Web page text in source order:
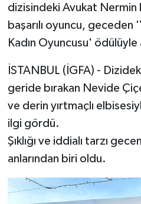
dizisindeki Avukat Nermin
başarılı oyuncu, geceden
Kadın Oyuncusu' ödülüyle
İSTANBUL (İGFA) -
geride bırakan Nevide
ve derin yırtmaçlı
ilgi gördü.
Şıklığı ve iddialı tarzı
anlarından biri oldu.